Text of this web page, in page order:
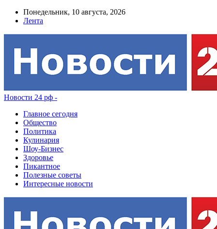
Понедельник, 10 августа, 2026
Лента
Новости 24 рф -
Главное сегодня
Общество
Политика
Кулинария
Шоу-Бизнес
Здоровье
Пикантное
Полезные советы
Интересные новости